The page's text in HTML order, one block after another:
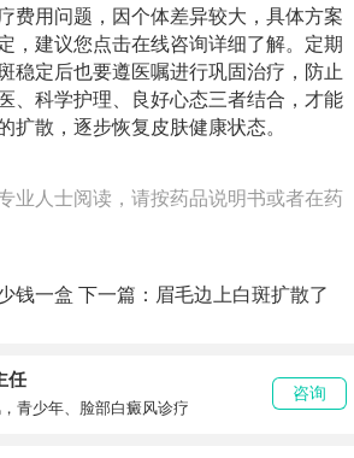
费用问题，因个体差异较大，具体方案
，建议您点击在线咨询详细了解。定期
稳定后也要遵医嘱进行巩固治疗，防止
、科学护理、良好心态三者结合，才能
扩散，逐步恢复皮肤健康状态。
业人士阅读，请按药品说明书或者在药
钱一盒 下一篇： 眉毛边上白斑扩散了
任
青少年、脸部白癜风诊疗
咨询